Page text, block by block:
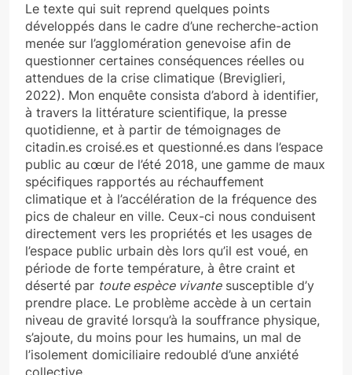
Le texte qui suit reprend quelques points
développés dans le cadre d’une recherche-action
menée sur l’agglomération genevoise afin de
questionner certaines conséquences réelles ou
attendues de la crise climatique (Breviglieri,
2022). Mon enquête consista d’abord à identifier,
à travers la littérature scientifique, la presse
quotidienne, et à partir de témoignages de
citadin.es croisé.es et questionné.es dans l’espace
public au cœur de l’été 2018, une gamme de maux
spécifiques rapportés au réchauffement
climatique et à l’accélération de la fréquence des
pics de chaleur en ville. Ceux-ci nous conduisent
directement vers les propriétés et les usages de
l’espace public urbain dès lors qu’il est voué, en
période de forte température, à être craint et
déserté par toute espèce vivantesusceptible d’y
prendre place. Le problème accède à un certain
niveau de gravité lorsqu’à la souffrance physique,
s’ajoute, du moins pour les humains, un mal de
l’isolement domiciliaire redoublé d’une anxiété